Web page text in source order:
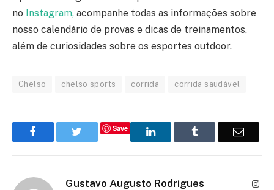
no Instagram, acompanhe todas as informações sobre
nosso calendário de provas e dicas de treinamentos,
além de curiosidades sobre os esportes outdoor.
Chelso chelso sports corrida corrida saudável
Facebook TwitterSave LinkedIn Tumblr Email
Gustavo Augusto Rodrigues